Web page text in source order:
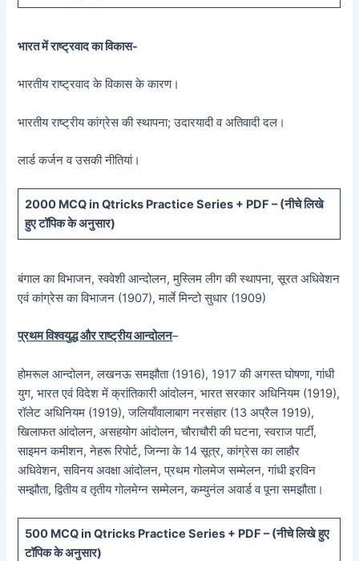
भारत में राष्ट्रवाद का विकास-
भारतीय राष्ट्रवाद के विकास के कारण।
भारतीय राष्ट्रीय कांग्रेस की स्थापना; उदारयादी व अतिवादी दल।
लार्ड कर्जन व उसकी नीतियां।
2000 MCQ in Qtricks Practice Series + PDF – (नीचेलिखे
हुए टॉपिक के अनुसार)
बंगाल का विभाजन, स्ववेशी आन्दोलन, मुस्लिम लीग की स्थापना, सूरत अधिवेशन
एवं कांग्रेस का विभाजन (1907), मार्ले मिन्टो सुधार (1909)
प्रथम विश्वयुद्ध और राष्ट्रीय आन्दोलन–
होमरूल आन्दोलन, लखनऊ समझौता (1916), 1917 की अगस्त घोषणा, गांधी
युग, भारत एवं विदेश में क्रांतिकारी आंदोलन, भारत सरकार अधिनियम (1919),
रॉलेट अधिनियम (1919), जलियाँवालाबाग नरसंहार (13 अप्रैल 1919),
खिलाफत आंदोलन, असहयोग आंदोलन, चौराचौरी की घटना, स्वराज पार्टी,
साइमन कमीशन, नेहरू रिपोर्ट, जिन्ना के 14 सूत्र, कांग्रेस का लाहौर
अधिवेशन, सविनय अवक्षा आंदोलन, प्रथम गोलमेज सम्मेलन, गांधी इरविन
सम्झौता, द्वितीय व तृतीय गोलमेग्न सम्मेलन, कम्युनंल अवार्ड व पूना समझौता।
500 MCQ in Qtricks Practice Series + PDF – (नीचेलिखे हुए
टॉपिक के अनुसार)